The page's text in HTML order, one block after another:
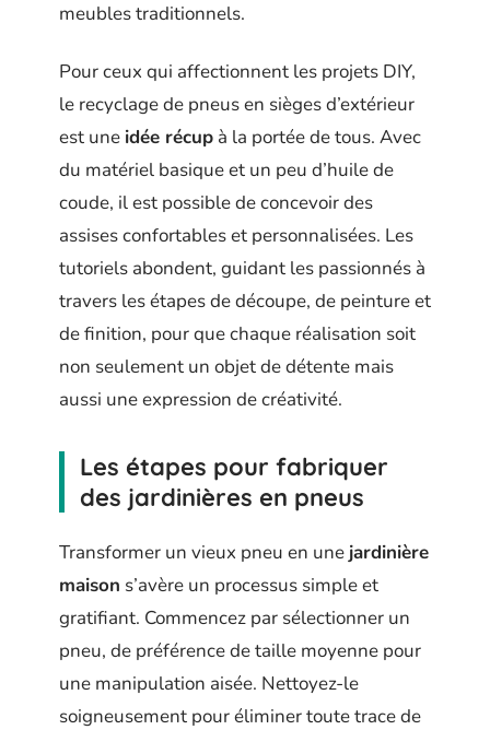
meubles traditionnels.
Pour ceux qui affectionnent les projets DIY,
le recyclage de pneus en sièges d’extérieur
est une idée récup à la portée de tous. Avec
du matériel basique et un peu d’huile de
coude, il est possible de concevoir des
assises confortables et personnalisées. Les
tutoriels abondent, guidant les passionnés à
travers les étapes de découpe, de peinture et
de finition, pour que chaque réalisation soit
non seulement un objet de détente mais
aussi une expression de créativité.
Les étapes pour fabriquer
des jardinières en pneus
Transformer un vieux pneu en une jardinière
maison s’avère un processus simple et
gratifiant. Commencez par sélectionner un
pneu, de préférence de taille moyenne pour
une manipulation aisée. Nettoyez-le
soigneusement pour éliminer toute trace de